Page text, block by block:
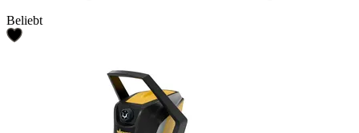
Beliebt